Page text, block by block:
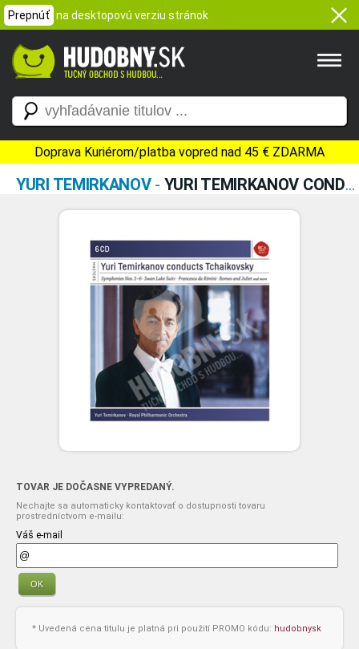
Prepnúť na desktopovú verziu stránok
Doprava Kuriérom/platba vopred nad 45 € ZDARMA
YURI TEMIRKANOV- YURI TEMIRKANOV CONDUCTS TCHAIKOVSKY - SYMPHONIES NO. 1-6 (6CD)
TOVAR JE DOČASNE VYPREDANÝ.
Nechajte sa automaticky kontaktovať o dostupnosti tovaru
prostredníctvom e-mailu:
Váš e-mail
OK
* Uvedená cena titulu je platná pri použití PROMO kódu: hudobnysk